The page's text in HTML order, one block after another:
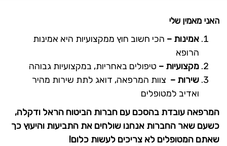
האני מאמין שלי
אמינות – הכי חשוב חוץ ממקצועיות היא אמינות
הרופא
מקצועיות – טיפולים באחריות, במקצועיות גבוהה
שירות – צוות המרפאה, דואג לתת שירות מהיר
ואדיב למטופלים
המרפאה עובדת בהסכם עם חברות הביטוח הראל ודקלה,
כשעם שאר החברות אנחנו שולחים את התביעות והיעוץ כך
שאתם המטופלים לא צריכים לעשות כלום!